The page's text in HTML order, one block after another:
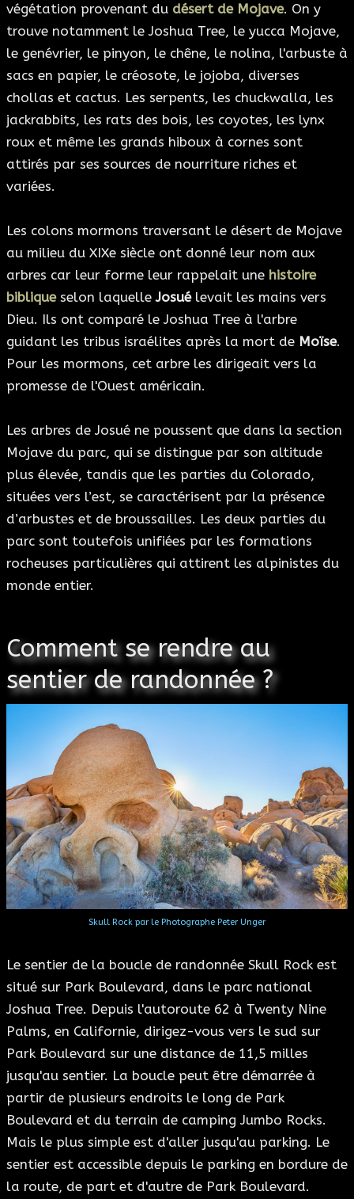
végétation provenant du désert de Mojave. On y
trouve notamment le Joshua Tree, le yucca Mojave,
le genévrier, le pinyon, le chêne, le nolina, l'arbuste à
sacs en papier, le créosote, le jojoba, diverses
chollas et cactus. Les serpents, les chuckwalla, les
jackrabbits, les rats des bois, les coyotes, les lynx
roux et même les grands hiboux à cornes sont
attirés par ses sources de nourriture riches et
variées.
Les colons mormons traversant le désert de Mojave
au milieu du XIXe siècle ont donné leur nom aux
arbres car leur forme leur rappelait une histoire
bibliqueselon laquelleJosuélevait les mains vers
Dieu. Ils ont comparé le Joshua Tree à l'arbre
guidant les tribus israélites après la mort de Moïse.
Pour les mormons, cet arbre les dirigeait vers la
promesse de l'Ouest américain.
Les arbres de Josué ne poussent que dans la section
Mojave du parc, qui se distingue par son altitude
plus élevée, tandis que les parties du Colorado,
situées vers l’est, se caractérisent par la présence
d’arbustes et de broussailles. Les deux parties du
parc sont toutefois unifiées par les formations
rocheuses particulières qui attirent les alpinistes du
monde entier.
Comment se rendre au
sentier de randonnée ?
Skull Rock par le Photographe Peter Unger
Le sentier de la boucle de randonnée Skull Rock est
situé sur Park Boulevard, dans le parc national
Joshua Tree. Depuis l'autoroute 62 à Twenty Nine
Palms, en Californie, dirigez-vous vers le sud sur
Park Boulevard sur une distance de 11,5 milles
jusqu'au sentier. La boucle peut être démarrée à
partir de plusieurs endroits le long de Park
Boulevard et du terrain de camping Jumbo Rocks.
Mais le plus simple est d'aller jusqu'au parking. Le
sentier est accessible depuis le parking en bordure de
la route, de part et d'autre de Park Boulevard.